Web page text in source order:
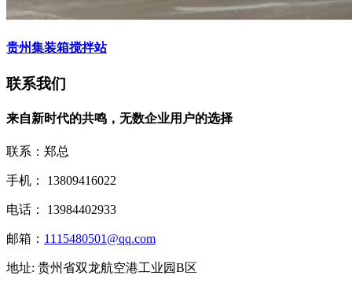
贵州集装箱搅拌站
联系我们
来自新时代的共鸣，无数企业用户的选择
联系：郑总
手机： 13809416022
电话： 13984402933
邮箱： 1115480501@qq.com
地址: 贵州省双龙航空港工业园B区